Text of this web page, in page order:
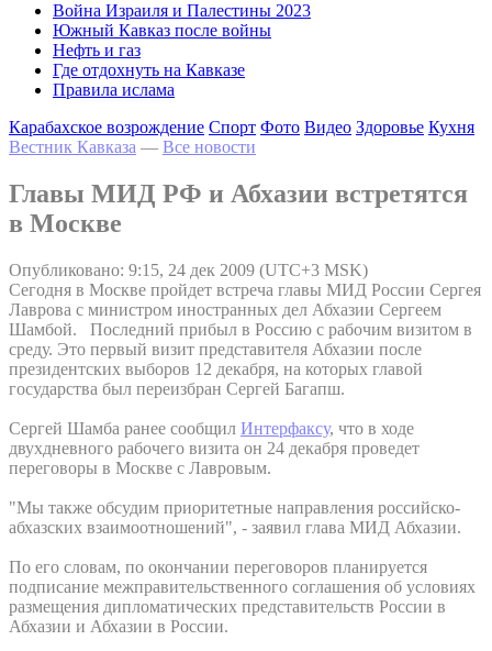
Война Израиля и Палестины 2023
Южный Кавказ после войны
Нефть и газ
Где отдохнуть на Кавказе
Правила ислама
Карабахское возрождение Спорт Фото Видео Здоровье Кухня
Вестник Кавказа — Все новости
Главы МИД РФ и Абхазии встретятся
в Москве
Опубликовано: 9:15, 24 дек 2009 (UTC+3 MSK)
Сегодня в Москве пройдет встреча главы МИД России Сергея
Лаврова с министром иностранных дел Абхазии Сергеем
Шамбой. Последний прибыл в Россию с рабочим визитом в
среду. Это первый визит представителя Абхазии после
президентских выборов 12 декабря, на которых главой
государства был переизбран Сергей Багапш.
Сергей Шамба ранее сообщил Интерфаксу, что в ходе
двухдневного рабочего визита он 24 декабря проведет
переговоры в Москве с Лавровым.
"Мы также обсудим приоритетные направления российско-
абхазских взаимоотношений", - заявил глава МИД Абхазии.
По его словам, по окончании переговоров планируется
подписание межправительственного соглашения об условиях
размещения дипломатических представительств России в
Абхазии и Абхазии в России.